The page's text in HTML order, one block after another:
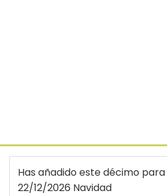
Has añadido este décimo
22/12/2026 Navidad